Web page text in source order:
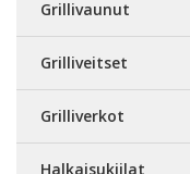
Grillivaunut
Grilliveitset
Grilliverkot
Halkaisukiilat